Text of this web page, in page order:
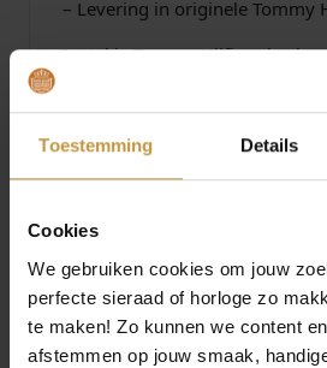
Toestemming Details
Cookies
We gebruiken cookies om jouw
perfecte sieraad of horloge zo
te maken! Zo kunnen we content
afstemmen op jouw smaak,
– Levering in originele Tommy
Bestel je Tommy Hilfiger
Hilfiger dameshorloges –
online.
Specificaties